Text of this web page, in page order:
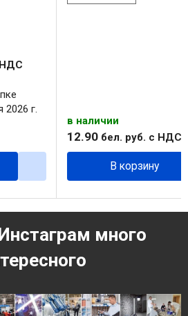
2026 г.
в наличии
12.90 бел. руб. с НДС
В корзину
много